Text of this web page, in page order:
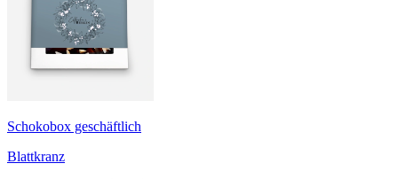
Schokobox geschäftlich
Blattkranz